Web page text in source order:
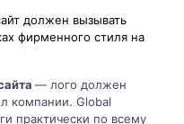
должен вызывать
фирменного стиля на
— лого должен
компании. Global
практически по всему